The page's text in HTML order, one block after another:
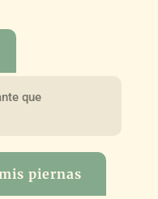
que
piernas